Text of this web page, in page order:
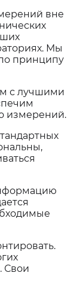
вне
Мы
принципу
с лучшими
измерений.
Свои